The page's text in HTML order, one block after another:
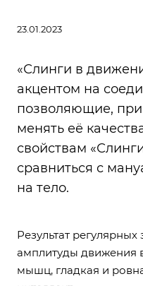
23.01.2023
«Слинги в
акцентом на
позволяющие, при
менять её
свойствам
сравниться с
на тело.
Результат
амплитуды движения
мышц, гладкая и